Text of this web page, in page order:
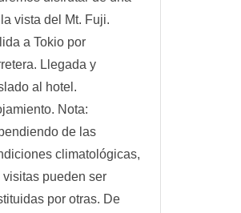
vista del Mt. Fuji.
a Tokio por
Llegada y
al hotel.
Nota:
de las
climatológicas,
visitas pueden ser
por otras. De